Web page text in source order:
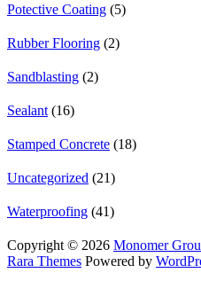
Potective Coating (5)
Rubber Flooring (2)
Sandblasting (2)
Sealant (16)
Stamped Concrete (18)
Uncategorized (21)
Waterproofing (41)
Copyright © 2026 Monomer
Rara Themes Powered by